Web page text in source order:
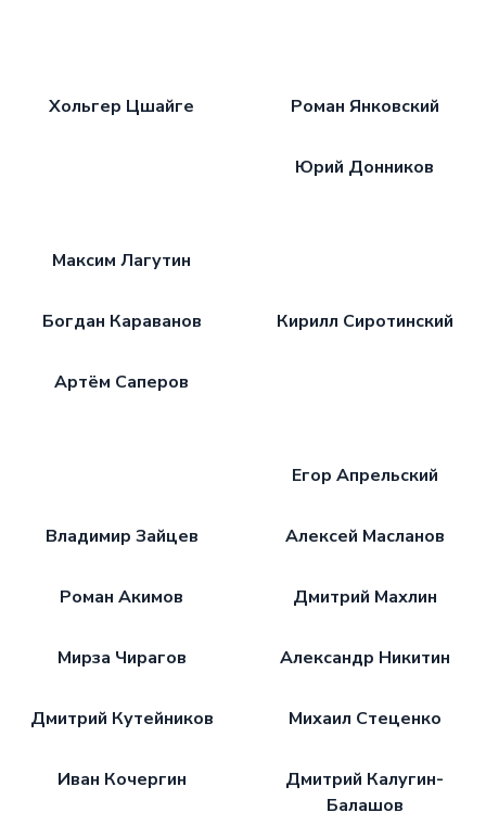
Хольгер Цшайге Роман Янковский
Максим Лагутин
Юрий Донников
Богдан Караванов Кирилл Сиротинский
Артём Саперов
Егор Апрельский
Владимир Зайцев Алексей Масланов
Роман Акимов Дмитрий Махлин
Мирза Чирагов Александр Никитин
Дмитрий Кутейников Михаил Стеценко
Иван Кочергин
Дмитрий Калугин-
Балашов